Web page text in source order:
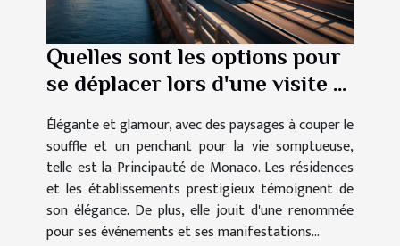
Quelles sont les options pour
se déplacer lors d'une visite à
Monaco ?
Élégante et glamour, avec des paysages à couper le
souffle et un penchant pour la vie somptueuse,
telle est la Principauté de Monaco. Les résidences
et les établissements prestigieux témoignent de
son élégance. De plus, elle jouit d'une renommée
pour ses événements et ses manifestations...